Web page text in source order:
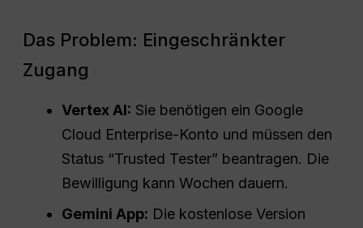
Das Problem: Eingeschränkter
Zugang
Vertex AI: Sie benötigen ein Google
Cloud Enterprise-Konto und müssen den
Status “Trusted Tester” beantragen. Die
Bewilligung kann Wochen dauern.
Gemini App: Die kostenlose Version